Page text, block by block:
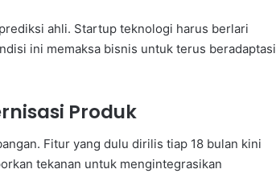
ahli. Startup teknologi harus berlari
ini memaksa bisnis untuk terus beradaptasi
Produk
Fitur yang dulu dirilis tiap 18 bulan kini
tekanan untuk mengintegrasikan